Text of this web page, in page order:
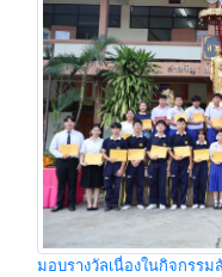
มอบรางวัลเนื่องในกิจกรร